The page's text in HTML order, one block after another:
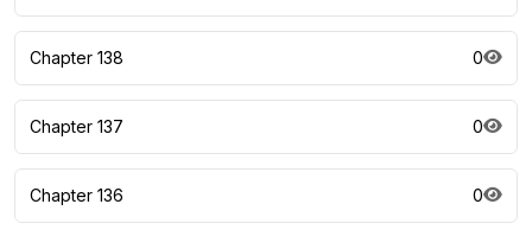
Chapter 138 0
Chapter 137 0
Chapter 136 0